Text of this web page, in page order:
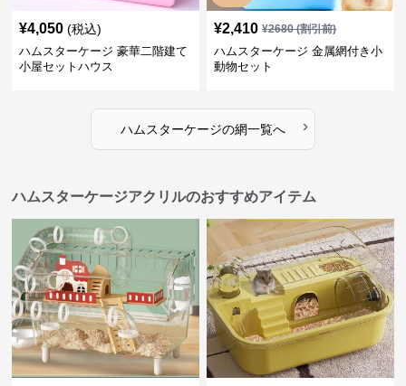
¥4,050 (税込)
ハムスターケージ 豪華二階建て
小屋セットハウス
¥2,410 ¥2680(割引前)
ハムスターケージ 金属網付き小
動物セット
ハムスターケージの網一覧へ ›
ハムスターケージアクリルのおすすめアイテム